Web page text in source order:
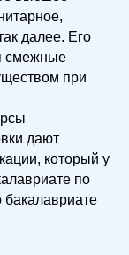
далее. Его
смежные
при
дают
который у
по
бакалавриате